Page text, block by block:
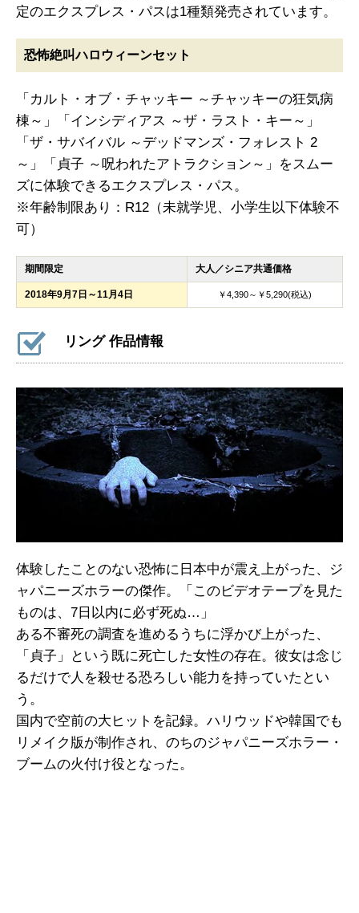
定のエクスプレス・パスは1種類発売されています。
恐怖絶叫ハロウィーンセット
「カルト・オブ・チャッキー ～チャッキーの狂気病
棟～」「インシディアス ～ザ・ラスト・キー～」
「ザ・サバイバル ～デッドマンズ・フォレスト 2
～」「貞子 ～呪われたアトラクション～」をスムー
ズに体験できるエクスプレス・パス。
※年齢制限あり：R12（未就学児、小学生以下体験不
可）
期間限定 大人／シニア共通価格
2018年9月7日～11月4日 ￥4,390～￥5,290(税込)
リング 作品情報
体験したことのない恐怖に日本中が震え上がった、ジ
ャパニーズホラーの傑作。「このビデオテープを見た
ものは、7日以内に必ず死ぬ…」
ある不審死の調査を進めるうちに浮かび上がった、
「貞子」という既に死亡した女性の存在。彼女は念じ
るだけで人を殺せる恐ろしい能力を持っていたとい
う。
国内で空前の大ヒットを記録。ハリウッドや韓国でも
リメイク版が制作され、のちのジャパニーズホラー・
ブームの火付け役となった。